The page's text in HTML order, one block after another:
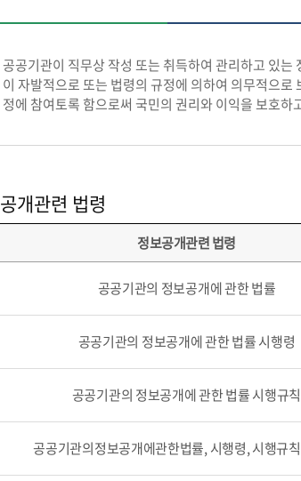
공공기관이 직무상 작성 또는 취득하여 관리하고 있
이 자발적으로 또는 법령의 규정에 의하여 의무적으
정에 참여토록 함으로써 국민의 권리와 이익을 보호하
개관련 법령
정보공개관련 법령
공공기관의 정보공개에 관한 법률
공공기관의 정보공개에 관한 법률 시행령
공공기관의 정보공개에 관한 법률 시행규칙
공공기관의정보공개에관한법률, 시행령, 시행규